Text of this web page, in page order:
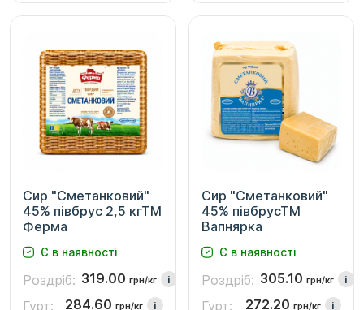
Сир "Сметанковий"
45% півбрус 2,5 кгТМ
Ферма
Є в наявності
Роздріб: 319.00 грн/кг i
Гурт: 284.60 грн/кг i
Сир "Сметанковий"
45% півбрусТМ
Вапнярка
Є в наявності
Роздріб: 305.10 грн/кг i
Гурт: 272.20 грн/кг i